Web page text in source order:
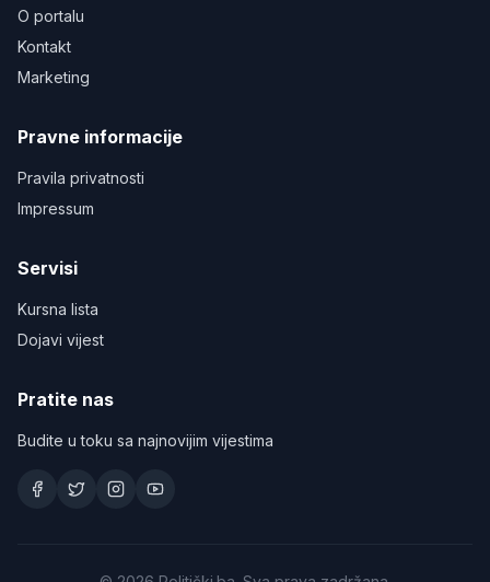
O portalu
Kontakt
Marketing
Pravne informacije
Pravila privatnosti
Impressum
Servisi
Kursna lista
Dojavi vijest
Pratite nas
Budite u toku sa najnovijim vijestima